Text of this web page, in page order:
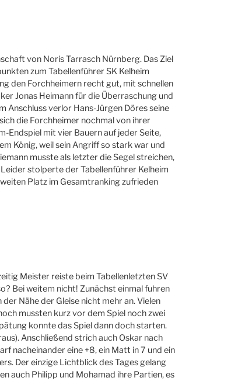
von Noris Tarrasch Nürnberg. Das Ziel
zum Tabellenführer SK Kelheim
den Forchheimern recht gut, mit schnellen
Jonas Heimann für die Überraschung und
Anschluss verlor Hans-Jürgen Döres seine
die Forchheimer nochmal von ihrer
Endspiel mit vier Bauern auf jeder Seite,
König, weil sein Angriff so stark war und
musste als letzter die Segel streichen,
stolperte der Tabellenführer Kelheim
Platz im Gesamtranking zufrieden
Meister reiste beim Tabellenletzten SV
Bei weitem nicht! Zunächst einmal fuhren
Nähe der Gleise nicht mehr an. Vielen
mussten kurz vor dem Spiel noch zwei
konnte das Spiel dann doch starten.
Anschließend strich auch Oskar nach
nacheinander eine +8, ein Matt in 7 und ein
Der einzige Lichtblick des Tages gelang
auch Philipp und Mohamad ihre Partien, es